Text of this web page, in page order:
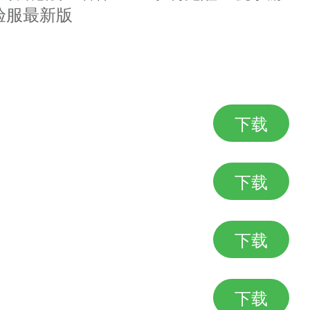
的统军方式！
服最新版
下载
下载
下载
下载